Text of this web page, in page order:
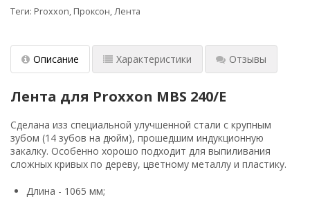
Теги: Proxxon, Проксон,Лента
Описание Характеристики Отзывы
Лента для Proxxon MBS 240/E
Сделана изз специальной улучшенной стали с крупным
зубом (14 зубов на дюйм), прошедшим индукционную
закалку. Особенно хорошо подходит для выпиливания
сложных кривых по дереву, цветному металлу и пластику.
Длина - 1065 мм;